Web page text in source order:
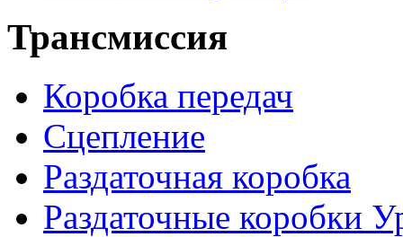
Трансмиссия
Коробка передач
Сцепление
Раздаточная коробка
Раздаточные коробки